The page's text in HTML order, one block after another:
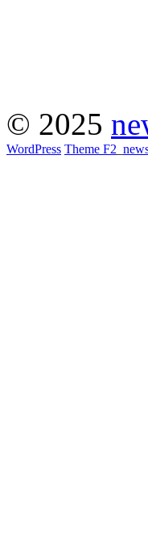
© 2025
WordPress Theme F2